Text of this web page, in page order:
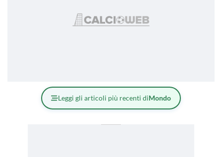
Leggi gli articoli più recenti diMondo